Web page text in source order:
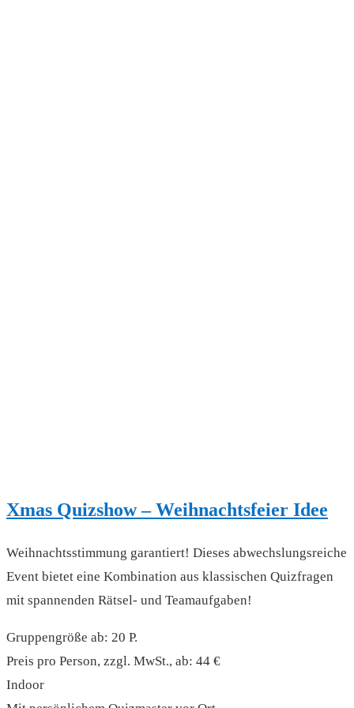
Xmas Quizshow – Weihnachtsfeier Idee
Weihnachtsstimmung garantiert! Dieses abwechslungsreiche
Event bietet eine Kombination aus klassischen Quizfragen
mit spannenden Rätsel- und Teamaufgaben!
Gruppengröße ab: 20 P.
Preis pro Person, zzgl. MwSt., ab: 44 €
Indoor